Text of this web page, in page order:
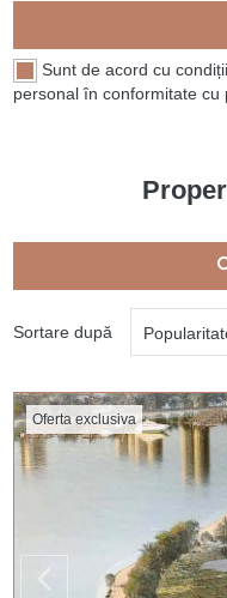
Sunt de acord cu
personal în conformitate cu
Sortare după
Oferta exclusiva